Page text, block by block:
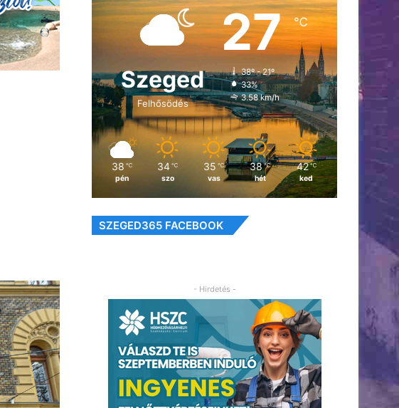
Szeged
Felhősödés
27℃
38º - 21º
33%
3.58 km/h
38 ℃
pén
34 ℃
szo
35 ℃
vas
38 ℃
hét
42 ℃
ked
SZEGED365 FACEBOOK
- Hirdetés -